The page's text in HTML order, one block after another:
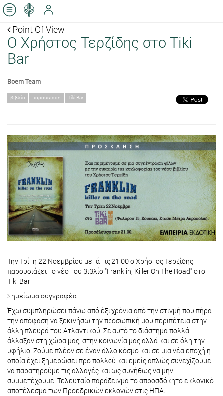
Point Of View
O Χρήστος Τερζίδης στο Tiki
Bar
Boem Team
βιβλίο παρουσίαση Tiki Bar
Την Τρίτη 22 Νοεμβρίου μετά τις 21:00 ο Χρήστος Τερζίδης
παρουσιάζει το νέο του βιβλίο "Franklin, Killer On The Road" στο
Tiki Bar
Σημείωμα συγγραφέα
Έχω συμπληρώσει πάνω από έξι χρόνια από την στιγμή που πήρα
την απόφαση να ξεκινήσω την προσωπική μου περιπέτεια στην
άλλη πλευρά του Ατλαντικού. Σε αυτό το διάστημα πολλά
άλλαξαν στη χώρα μας, στην κοινωνία μας αλλά και σε όλη την
υφήλιο. Ζούμε πλέον σε έναν άλλο κόσμο και σε μια νέα εποχή η
οποία έχει ξημερώσει προ πολλού και εμείς απλώς συνεχίζουμε
να παρατηρούμε τις αλλαγές και ως συνήθως να μην
συμμετέχουμε. Τελευταίο παράδειγμα το απροσδόκητο εκλογικό
αποτέλεσμα των Προεδρικών εκλογών στις ΗΠΑ.